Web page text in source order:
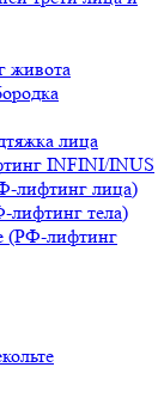
живота
лица
INFINI/INUS
лифтинг лица)
лифтинг тела)
(РФ-лифтинг